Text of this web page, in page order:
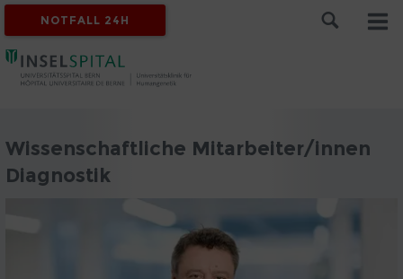
NOTFALL 24H
Wissenschaftliche Mitarbeiter/innen
Diagnostik